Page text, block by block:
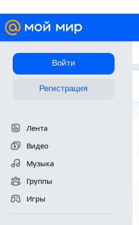
Войти
Регистрация
Лента
Видео
Музыка
Группы
Игры